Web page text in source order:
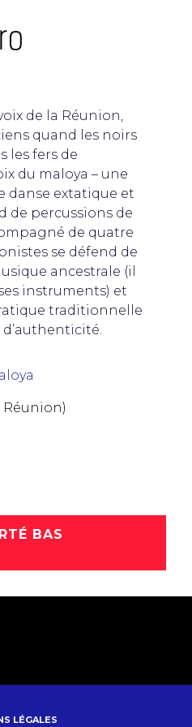
de la Réunion,
quand les noirs
les fers de
du maloya – une
danse extatique et
de percussions de
de quatre
se défend de
ancestrale (il
instruments) et
traditionnelle
Réunion)
BAS
LÉGALES